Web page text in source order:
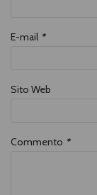
E-mail *
Sito Web
Commento *